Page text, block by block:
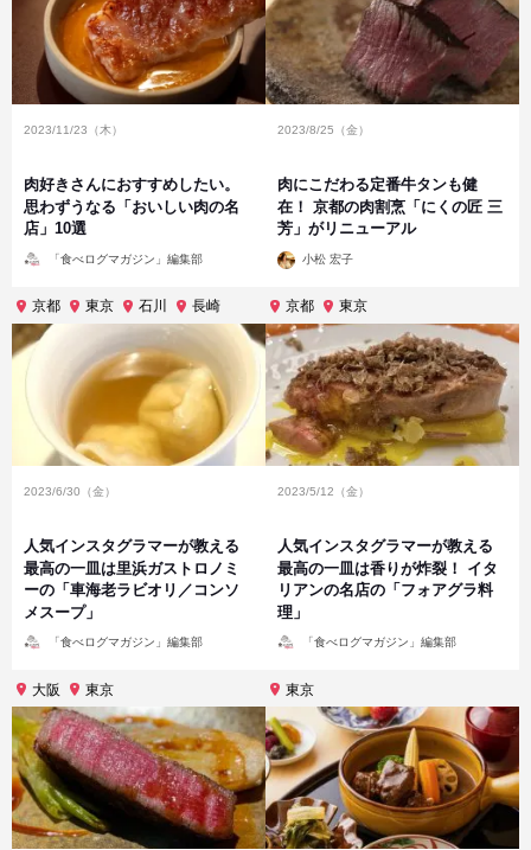
2023/11/23（木）
肉好きさんにおすすめしたい。
思わずうなる「おいしい肉の名
店」10選
「食べログマガジン」編集部
2023/8/25（金）
肉にこだわる定番牛タンも健
在！ 京都の肉割烹「にくの匠 三
芳」がリニューアル
投
稿
小松 宏子
京都 東京 石川 長崎
2023/6/30（金）
人気インスタグラマーが教える
最高の一皿は里浜ガストロノミ
ーの「車海老ラビオリ／コンソ
メスープ」
「食べログマガジン」編集部
京都 東京
2023/5/12（金）
人気インスタグラマーが教える
最高の一皿は香りが炸裂！ イタ
リアンの名店の「フォアグラ料
理」
「食べログマガジン」編集部
大阪 東京 東京